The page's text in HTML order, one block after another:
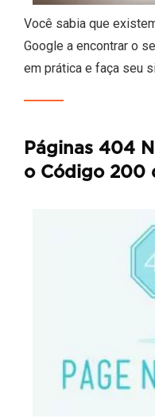
Você sabia que
Google a encontrar o
em prática e faça seu
Páginas 404
o Código 200